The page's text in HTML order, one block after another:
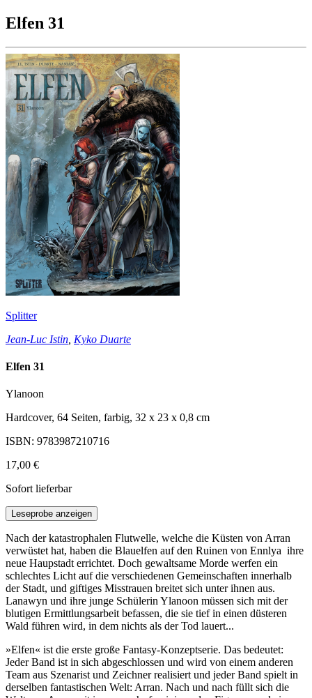
Elfen 31
Splitter
Jean-Luc Istin Kyko Duarte
Elfen 31
Ylanoon
Hardcover, 64 Seiten, farbig, 32 x 23 x 0,8 cm
ISBN: 9783987210716
17,00 €
Sofort lieferbar
Leseprobe anzeigen
Nach der katastrophalen Flutwelle, welche die Küsten von Arran
verwüstet hat, haben die Blauelfen auf den Ruinen von Ennlya ihre
neue Haupstadt errichtet. Doch gewaltsame Morde werfen ein
schlechtes Licht auf die verschiedenen Gemeinschaften innerhalb
der Stadt, und giftiges Misstrauen breitet sich unter ihnen aus.
Lanawyn und ihre junge Schülerin Ylanoon müssen sich mit der
blutigen Ermittlungsarbeit befassen, die sie tief in einen düsteren
Wald führen wird, in dem nichts als der Tod lauert...
»Elfen« ist die erste große Fantasy-Konzeptserie. Das bedeutet:
Jeder Band ist in sich abgeschlossen und wird von einem anderen
Team aus Szenarist und Zeichner realisiert und jeder Band spielt in
derselben fantastischen Welt: Arran. Nach und nach füllt sich die